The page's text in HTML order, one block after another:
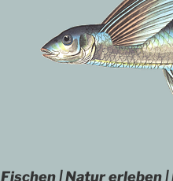
Fischen | Natur erleben